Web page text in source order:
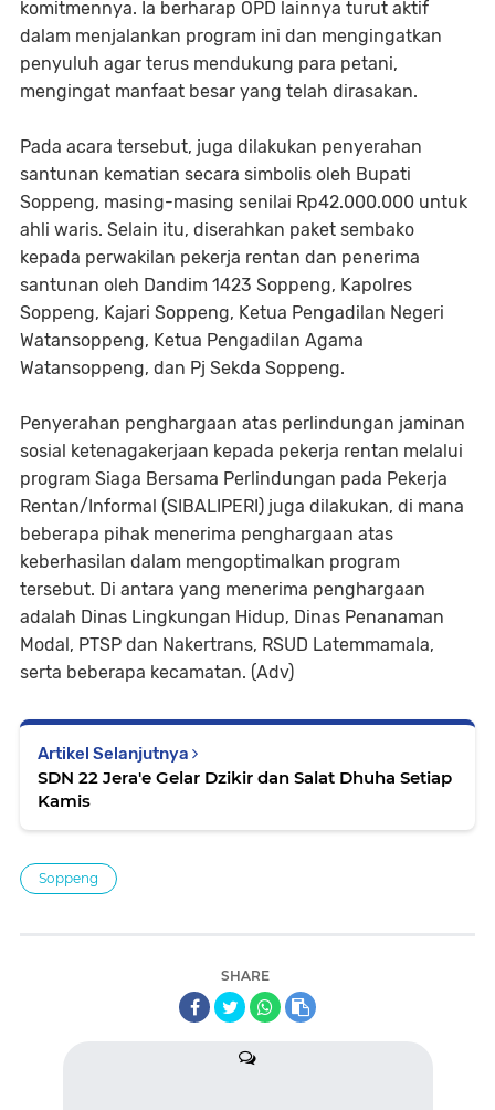
komitmennya. Ia berharap OPD lainnya turut aktif
dalam menjalankan program ini dan mengingatkan
penyuluh agar terus mendukung para petani,
mengingat manfaat besar yang telah dirasakan.
Pada acara tersebut, juga dilakukan penyerahan
santunan kematian secara simbolis oleh Bupati
Soppeng, masing-masing senilai Rp42.000.000 untuk
ahli waris. Selain itu, diserahkan paket sembako
kepada perwakilan pekerja rentan dan penerima
santunan oleh Dandim 1423 Soppeng, Kapolres
Soppeng, Kajari Soppeng, Ketua Pengadilan Negeri
Watansoppeng, Ketua Pengadilan Agama
Watansoppeng, dan Pj Sekda Soppeng.
Penyerahan penghargaan atas perlindungan jaminan
sosial ketenagakerjaan kepada pekerja rentan melalui
program Siaga Bersama Perlindungan pada Pekerja
Rentan/Informal (SIBALIPERI) juga dilakukan, di mana
beberapa pihak menerima penghargaan atas
keberhasilan dalam mengoptimalkan program
tersebut. Di antara yang menerima penghargaan
adalah Dinas Lingkungan Hidup, Dinas Penanaman
Modal, PTSP dan Nakertrans, RSUD Latemmamala,
serta beberapa kecamatan. (Adv)
Artikel Selanjutnya
SDN 22 Jera'e Gelar Dzikir dan Salat Dhuha Setiap
Kamis
Soppeng
SHARE